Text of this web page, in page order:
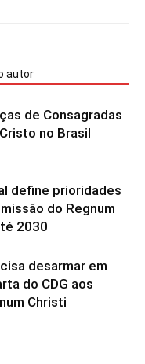
autor
de Consagradas
no Brasil
define prioridades
do Regnum
2030
desarmar em
do CDG aos
Christi